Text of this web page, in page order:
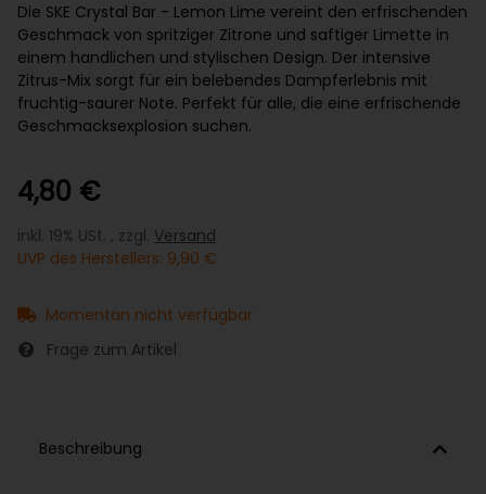
Die SKE Crystal Bar - Lemon Lime vereint den erfrischenden
Geschmack von spritziger Zitrone und saftiger Limette in
einem handlichen und stylischen Design. Der intensive
Zitrus-Mix sorgt für ein belebendes Dampferlebnis mit
fruchtig-saurer Note. Perfekt für alle, die eine erfrischende
Geschmacksexplosion suchen.
4,80 €
inkl. 19% USt. , zzgl. Versand
UVP des Herstellers: 9,90 €
Momentan nicht verfügbar
Frage zum Artikel
Beschreibung